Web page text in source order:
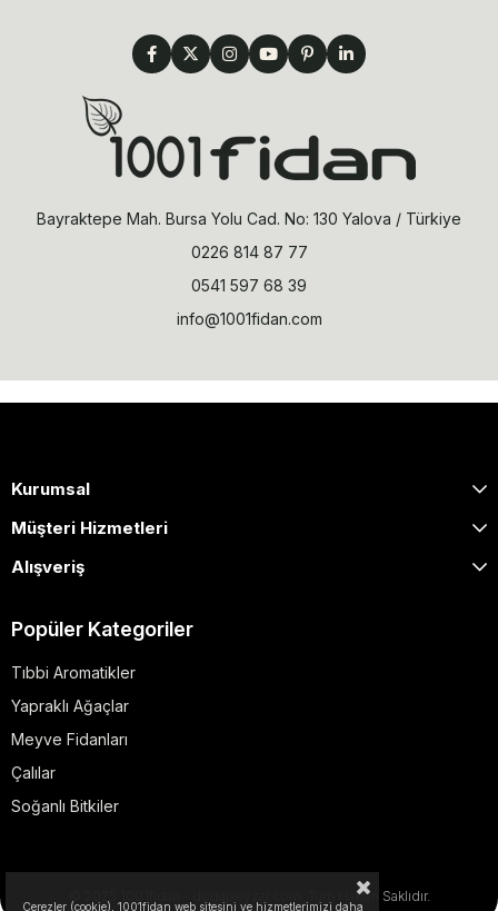
Bayraktepe Mah. Bursa Yolu Cad. No: 130 Yalova / Türkiye
0226 814 87 77
0541 597 68 39
info@1001fidan.com
Kurumsal
Müşteri Hizmetleri
Alışveriş
Popüler Kategoriler
Tıbbi Aromatikler
Yapraklı Ağaçlar
Meyve Fidanları
Çalılar
Soğanlı Bitkiler
© 2025 1001fidan - dogapeyzaj.com. Tüm Hakları Saklıdır.
Çerezler (cookie), 1001fidan web sitesini ve hizmetlerimizi daha